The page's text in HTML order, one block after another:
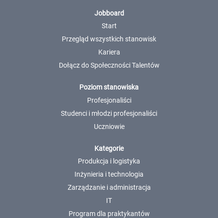
Jobboard
Start
Przegląd wszystkich stanowisk
Kariera
Dołącz do Społeczności Talentów
Poziom stanowiska
Profesjonaliści
Studenci i młodzi profesjonaliści
Uczniowie
Kategorie
Produkcja i logistyka
Inżynieria i technologia
Zarządzanie i administracja
IT
Program dla praktykantów